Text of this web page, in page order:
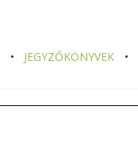
JEGYZŐKÖNYVEK